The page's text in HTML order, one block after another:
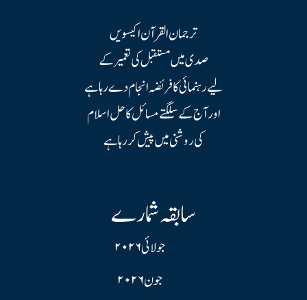
ترجمان القرآن اکیسویں
صدی میں مستقبل کی تعمیر کے
لیے رہنمائی کا فریضہ انجام دے رہا ہے
اور آج کے سلگتے مسائل کا حل اسلام
کی روشنی میں پیش کر رہا ہے
سابقہ شمارے
جولائی ۲۰۲۶
جون ۲۰۲۶